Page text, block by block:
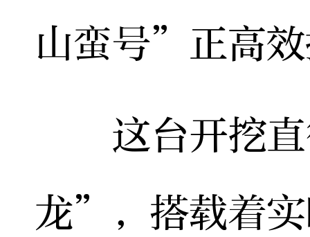
山蛮号”正高
这台开挖直
龙”，搭载着